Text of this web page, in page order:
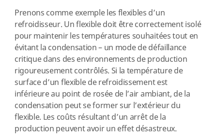
Prenons comme exemple les flexibles d’un
refroidisseur. Un flexible doit être correctement isolé
pour maintenir les températures souhaitées tout en
évitant la condensation – un mode de défaillance
critique dans des environnements de production
rigoureusement contrôlés. Si la température de
surface d’un flexible de refroidissement est
inférieure au point de rosée de l’air ambiant, de la
condensation peut se former sur l’extérieur du
flexible. Les coûts résultant d’un arrêt de la
production peuvent avoir un effet désastreux.